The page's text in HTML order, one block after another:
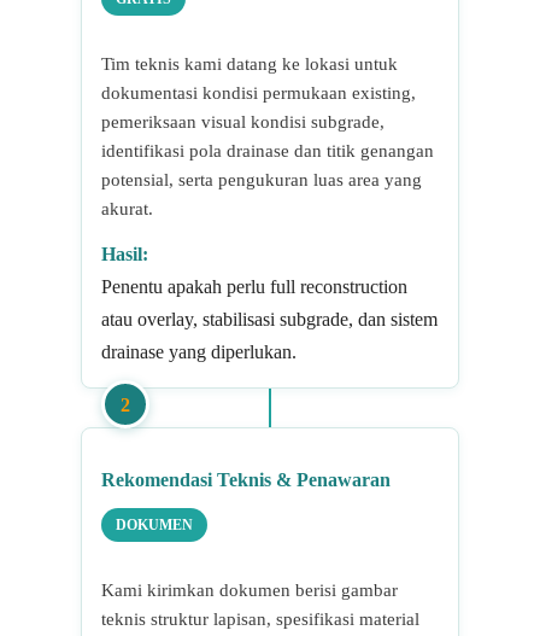
Tim teknis kami datang ke lokasi untuk
dokumentasi kondisi permukaan existing,
pemeriksaan visual kondisi subgrade,
identifikasi pola drainase dan titik genangan
potensial, serta pengukuran luas area yang
akurat.
Hasil:
Penentu apakah perlu full reconstruction
atau overlay, stabilisasi subgrade, dan sistem
drainase yang diperlukan.
2
Rekomendasi Teknis & Penawaran
DOKUMEN
Kami kirimkan dokumen berisi gambar
teknis struktur lapisan, spesifikasi material